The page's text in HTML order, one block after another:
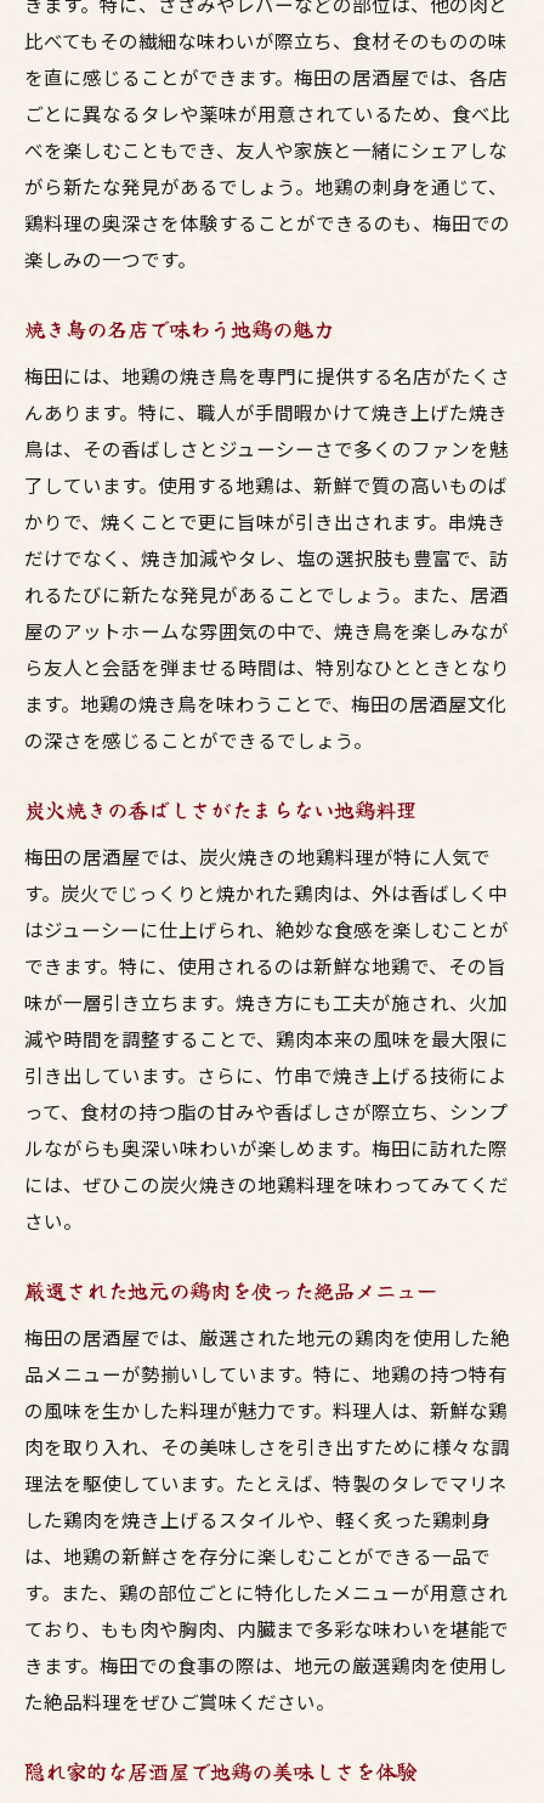
比べてもその繊細な味わいが際立ち、食材そのものの味
を直に感じることができます。梅田の居酒屋では、各店
ごとに異なるタレや薬味が用意されているため、食べ比
べを楽しむこともでき、友人や家族と一緒にシェアしな
がら新たな発見があるでしょう。地鶏の刺身を通じて、
鶏料理の奥深さを体験することができるのも、梅田での
楽しみの一つです。
焼き鳥の名店で味わう地鶏の魅力
梅田には、地鶏の焼き鳥を専門に提供する名店がたくさ
んあります。特に、職人が手間暇かけて焼き上げた焼き
鳥は、その香ばしさとジューシーさで多くのファンを魅
了しています。使用する地鶏は、新鮮で質の高いものば
かりで、焼くことで更に旨味が引き出されます。串焼き
だけでなく、焼き加減やタレ、塩の選択肢も豊富で、訪
れるたびに新たな発見があることでしょう。また、居酒
屋のアットホームな雰囲気の中で、焼き鳥を楽しみなが
ら友人と会話を弾ませる時間は、特別なひとときとなり
ます。地鶏の焼き鳥を味わうことで、梅田の居酒屋文化
の深さを感じることができるでしょう。
炭火焼きの香ばしさがたまらない地鶏料理
梅田の居酒屋では、炭火焼きの地鶏料理が特に人気で
す。炭火でじっくりと焼かれた鶏肉は、外は香ばしく中
はジューシーに仕上げられ、絶妙な食感を楽しむことが
できます。特に、使用されるのは新鮮な地鶏で、その旨
味が一層引き立ちます。焼き方にも工夫が施され、火加
減や時間を調整することで、鶏肉本来の風味を最大限に
引き出しています。さらに、竹串で焼き上げる技術によ
って、食材の持つ脂の甘みや香ばしさが際立ち、シンプ
ルながらも奥深い味わいが楽しめます。梅田に訪れた際
には、ぜひこの炭火焼きの地鶏料理を味わってみてくだ
さい。
厳選された地元の鶏肉を使った絶品メニュー
梅田の居酒屋では、厳選された地元の鶏肉を使用した絶
品メニューが勢揃いしています。特に、地鶏の持つ特有
の風味を生かした料理が魅力です。料理人は、新鮮な鶏
肉を取り入れ、その美味しさを引き出すために様々な調
理法を駆使しています。たとえば、特製のタレでマリネ
した鶏肉を焼き上げるスタイルや、軽く炙った鶏刺身
は、地鶏の新鮮さを存分に楽しむことができる一品で
す。また、鶏の部位ごとに特化したメニューが用意され
ており、もも肉や胸肉、内臓まで多彩な味わいを堪能で
きます。梅田での食事の際は、地元の厳選鶏肉を使用し
た絶品料理をぜひご賞味ください。
隠れ家的な居酒屋で地鶏の美味しさを体験